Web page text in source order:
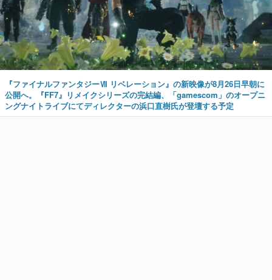
『ファイナルファンタジーⅦ リベレーション』の新映像が8月26日早朝に
公開へ。『FF7』リメイクシリーズの完結編、「gamescom」のオープニ
ングナイトライブにてディレクターの浜口直樹氏が登壇する予定